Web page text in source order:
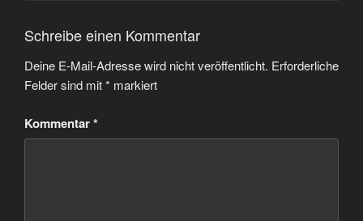
Schreibe einen Kommentar
Deine E-Mail-Adresse wird nicht veröffentlicht. Erforderliche
Felder sind mit* markiert
Kommentar*